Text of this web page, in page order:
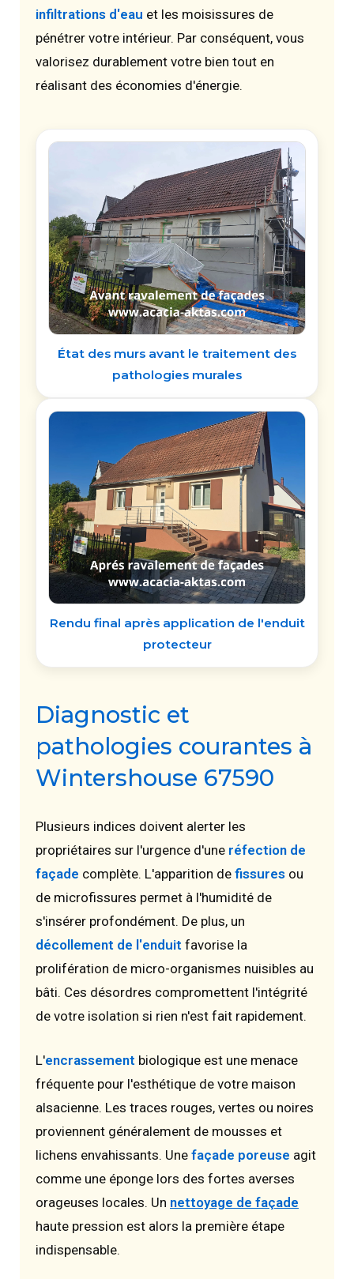
infiltrations d'eau et les moisissures de
pénétrer votre intérieur. Par conséquent, vous
valorisez durablement votre bien tout en
réalisant des économies d'énergie.
État des murs avant le traitement des
pathologies murales
Rendu final après application de l'enduit
protecteur
Diagnostic et
pathologies courantes à
Wintershouse 67590
Plusieurs indices doivent alerter les
propriétaires sur l'urgence d'une réfection de
façade complète. L'apparition de fissures ou
de microfissures permet à l'humidité de
s'insérer profondément. De plus, un
décollement de l'enduit favorise la
prolifération de micro-organismes nuisibles au
bâti. Ces désordres compromettent l'intégrité
de votre isolation si rien n'est fait rapidement.
L'encrassement biologique est une menace
fréquente pour l'esthétique de votre maison
alsacienne. Les traces rouges, vertes ou noires
proviennent généralement de mousses et
lichens envahissants. Une façade poreuse agit
comme une éponge lors des fortes averses
orageuses locales. Un nettoyage de façade
haute pression est alors la première étape
indispensable.